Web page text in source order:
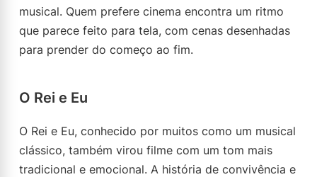
musical. Quem prefere cinema encontra um ritmo
que parece feito para tela, com cenas desenhadas
para prender do começo ao fim.
O Rei e Eu
O Rei e Eu, conhecido por muitos como um musical
clássico, também virou filme com um tom mais
tradicional e emocional. A história de convivência e